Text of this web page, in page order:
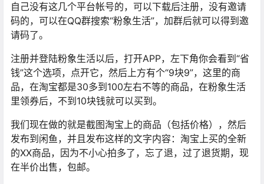
自己没有这几个平台帐号的，可以下载后注册，没有邀请
码的，可以在QQ群搜索“粉象生活”，加群后就可以得到邀
请码了。
注册并登陆粉象生活以后，打开APP，左下角你会看到“省
钱”这个选项，点开它，然后上方有个“9块9”，这里的商
品，在淘宝都是30多到100左右不等的商品，在粉象生活
里领券后，不到10块钱就可以买到。
我们现在做的就是截图淘宝上的商品（包括价格），然后
发布到闲鱼，并且发布这样的文字内容：淘宝上买的全新
的XX商品，因为不小心拍多了，忘了退，过了退货期，现
在半价出售，包邮。